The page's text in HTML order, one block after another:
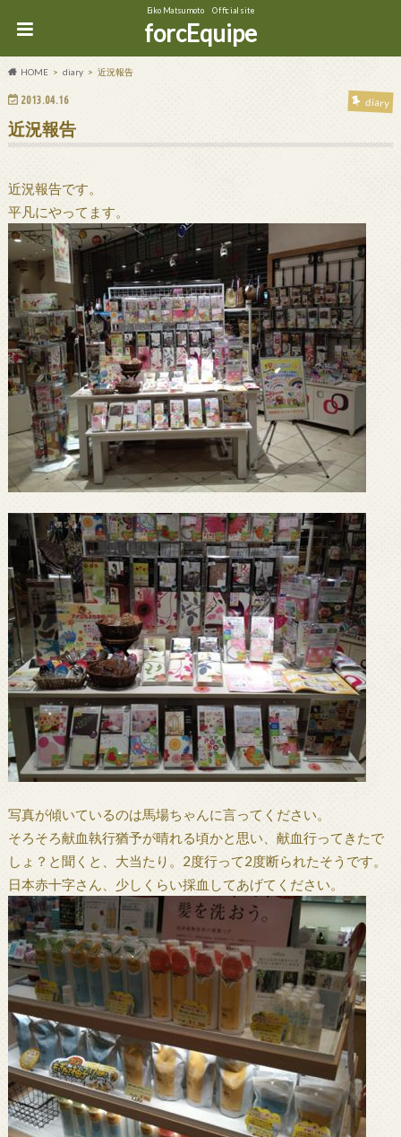
Eiko Matsumoto Official site
forcEquipe
HOME diary 近況報告
2013.04.16 diary
近況報告
近況報告です。
平凡にやってます。
写真が傾いているのは馬場ちゃんに言ってください。
そろそろ献血執行猶予が晴れる頃かと思い、献血行ってきたで
しょ？と聞くと、大当たり。2度行って2度断られたそうです。
日本赤十字さん、少しくらい採血してあげてください。